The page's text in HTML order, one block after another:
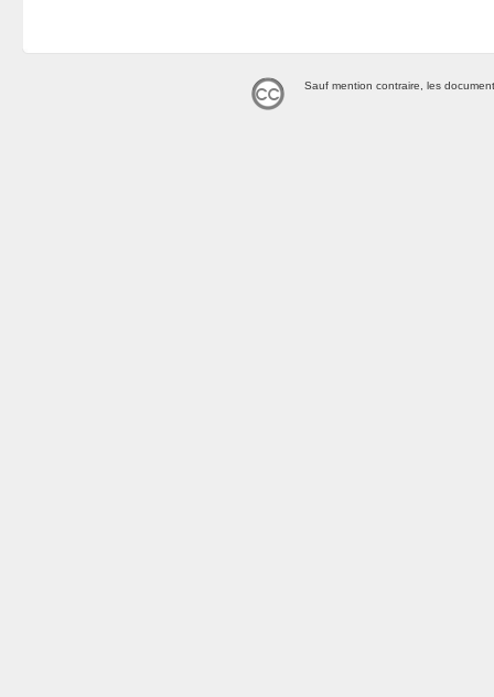
Sauf mention contraire, les